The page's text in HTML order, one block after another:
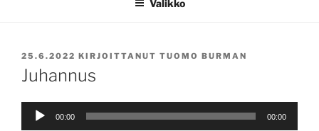
Valikko
JULKAISTU
25.6.2022 KIRJOITTANUT TUOMO BURMAN
Juhannus
Äänitoistin
00:00 00:00